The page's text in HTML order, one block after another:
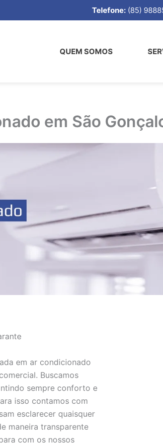
Telefone: (85)
QUEM SOMOS
em São
em ar condicionado
Buscamos
sempre conforto e
isso contamos com
esclarecer quaisquer
maneira transparente
com os nossos